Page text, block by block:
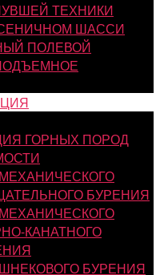
ТЕХНИКИ
ШАССИ
ПОЛЕВОЙ
ГОРНЫХ ПОРОД
БУРЕНИЯ
КАНАТНОГО
БУРЕНИЯ